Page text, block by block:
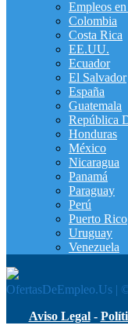
Empleos
Colombia
Costa Rica
EE.UU.
Ecuador
El Salvador
España
Guatemala
República
Honduras
México
Nicaragua
Panamá
Paraguay
Perú
Puerto Rico
Uruguay
Venezuela
OfertasDeEmpleo.Us |
Aviso Legal-